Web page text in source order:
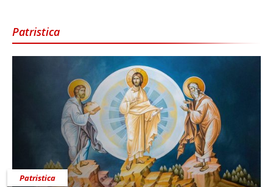
Patristica
Patristica